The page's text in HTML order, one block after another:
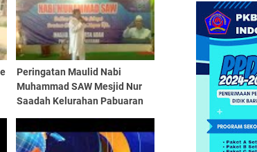
Peringatan Maulid Nabi
Muhammad SAW Mesjid Nur
Saadah Kelurahan Pabuaran